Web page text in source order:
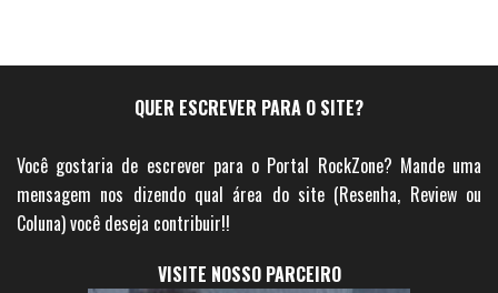
QUER ESCREVER PARA O SITE?
Você gostaria de escrever para o Portal RockZone? Mande uma
mensagem nos dizendo qual área do site (Resenha, Review ou
Coluna) você deseja contribuir!!
VISITE NOSSO PARCEIRO